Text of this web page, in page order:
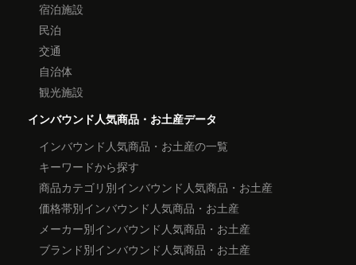
宿泊施設
民泊
交通
自治体
観光施設
インバウンド人気商品・お土産データ
インバウンド人気商品・お土産の一覧
キーワードから探す
商品カテゴリ別インバウンド人気商品・お土産
価格帯別インバウンド人気商品・お土産
メーカー別インバウンド人気商品・お土産
ブランド別インバウンド人気商品・お土産